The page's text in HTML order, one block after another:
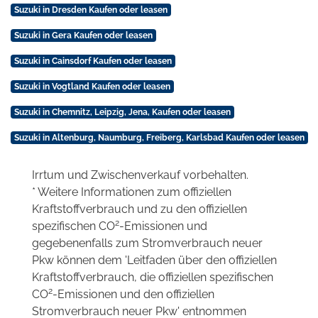
Suzuki in Dresden Kaufen oder leasen
Suzuki in Gera Kaufen oder leasen
Suzuki in Cainsdorf Kaufen oder leasen
Suzuki in Vogtland Kaufen oder leasen
Suzuki in Chemnitz, Leipzig, Jena, Kaufen oder leasen
Suzuki in Altenburg, Naumburg, Freiberg, Karlsbad Kaufen oder leasen
Irrtum und Zwischenverkauf vorbehalten.
* Weitere Informationen zum offiziellen
Kraftstoffverbrauch und zu den offiziellen
spezifischen CO2-Emissionen und
gegebenenfalls zum Stromverbrauch neuer
Pkw können dem 'Leitfaden über den offiziellen
Kraftstoffverbrauch, die offiziellen spezifischen
CO2-Emissionen und den offiziellen
Stromverbrauch neuer Pkw' entnommen